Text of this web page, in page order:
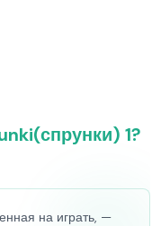
1?
на играть, —